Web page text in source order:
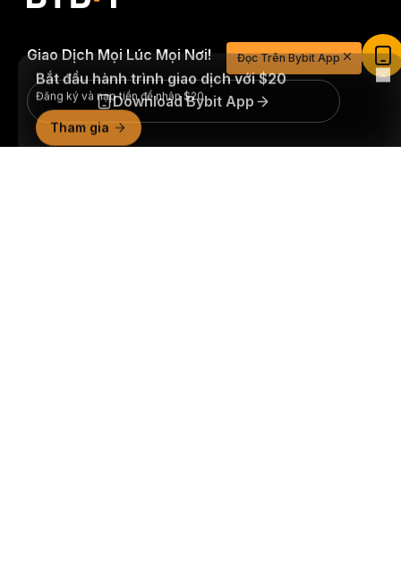
Giao Dịch Mọi Lúc Mọi Nơi!
Download Bybit App
Bắt đầu hành trình giao dịch với $20
Đăng ký và nạp tiền để nhận $20
Tham gia
Đọc Trên Bybit App